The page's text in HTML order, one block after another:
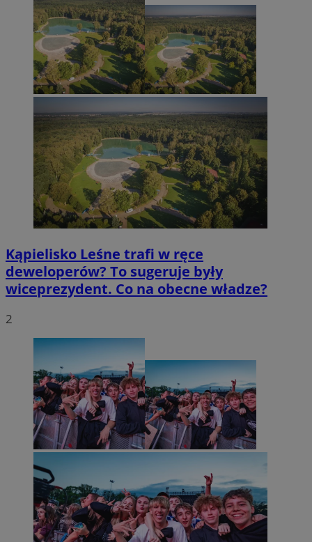
Kąpielisko Leśne trafi w ręce
deweloperów? To sugeruje były
wiceprezydent. Co na obecne władze?
2